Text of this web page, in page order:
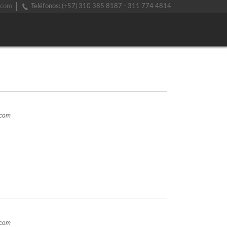
Teléfonos: (+57) 310 385 8187 - 311 774 4814